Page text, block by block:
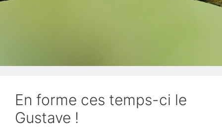
En forme ces temps-ci le
Gustave !